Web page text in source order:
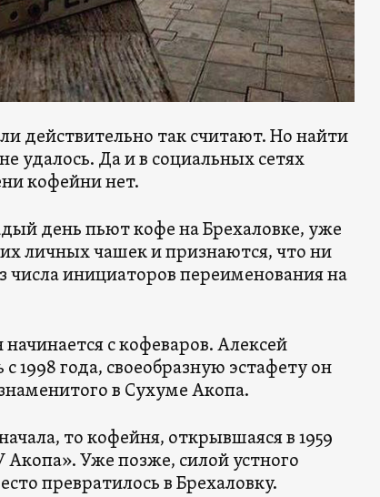
действительно так считают. Но найти
удалось. Да и в социальных сетях
кофейни нет.
день пьют кофе на Брехаловке, уже
личных чашек и признаются, что ни
числа инициаторов переименования на
с кофеваров. Алексей
1998 года, своеобразную эстафету он
в Сухуме Акопа.
то кофейня, открывшаяся в 1959
Акопа». Уже позже, силой устного
превратилось в Брехаловку.